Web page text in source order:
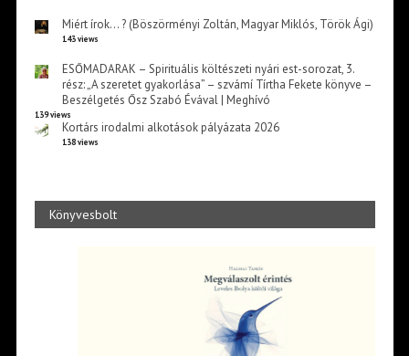
Miért írok… ? (Böszörményi Zoltán, Magyar Miklós, Török Ági)
143 views
ESŐMADARAK – Spirituális költészeti nyári est-sorozat, 3.
rész: „A szeretet gyakorlása” – szvámí Tírtha Fekete könyve –
Beszélgetés Ősz Szabó Évával | Meghívó
139 views
Kortárs irodalmi alkotások pályázata 2026
138 views
Könyvesbolt